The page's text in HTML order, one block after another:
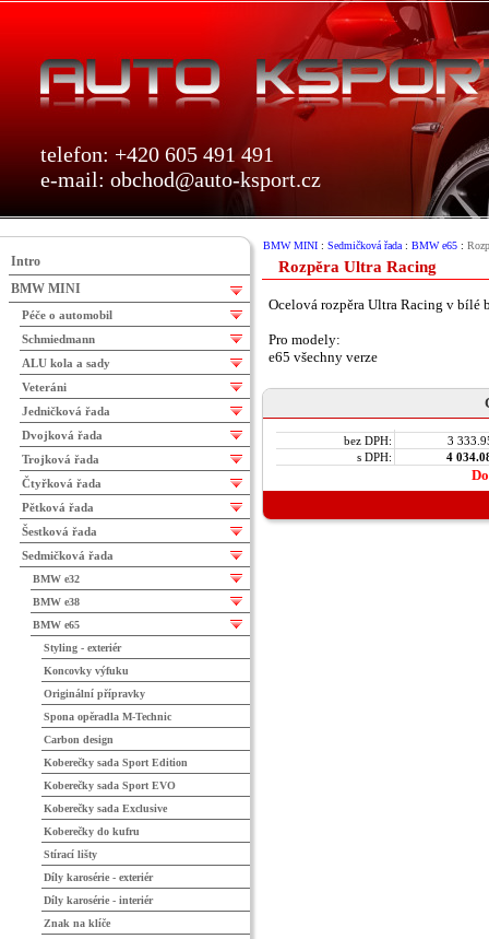
telefon: +420 605 491 491
e-mail: obchod@auto-ksport.cz
BMW MINI : Sedmičková řada : BMW e65 :
Rozpěra Ultra Racing
Ocelová rozpěra Ultra Racing v bílé
Pro modely:
e65 všechny verze
bez DPH:
3
s DPH:
4
Intro
BMW MINI
Péče o automobil
Schmiedmann
ALU kola a sady
Veteráni
Jedničková řada
Dvojková řada
Trojková řada
Čtyřková řada
Pětková řada
Šestková řada
Sedmičková řada
BMW e32
BMW e38
BMW e65
Styling - exteriér
Koncovky výfuku
Originální přípravky
Spona opěradla M-Technic
Carbon design
Koberečky sada Sport Edition
Koberečky sada Sport EVO
Koberečky sada Exclusive
Koberečky do kufru
Stírací lišty
Díly karosérie - exteriér
Díly karosérie - interiér
Znak na klíče